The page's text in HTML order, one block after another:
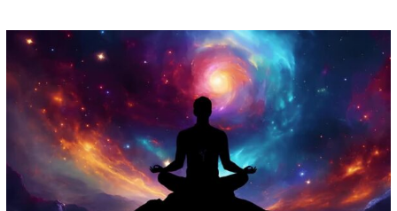
What
Samkhya
Darshan?